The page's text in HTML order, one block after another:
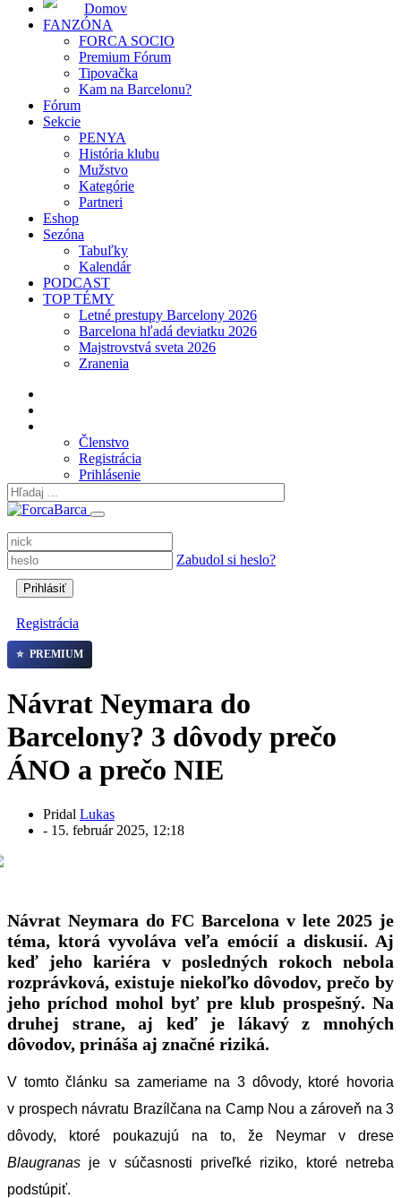
Domov
FANZÓNA
FORCA SOCIO
Premium Fórum
Tipovačka
Kam na Barcelonu?
Fórum
Sekcie
PENYA
História klubu
Mužstvo
Kategórie
Partneri
Eshop
Sezóna
Tabuľky
Kalendár
PODCAST
TOP TÉMY
Letné prestupy Barcelony 2026
Barcelona hľadá deviatku 2026
Majstrovstvá sveta 2026
Zranenia
Členstvo
Registrácia
Prihlásenie
Zabudol si heslo?
Registrácia
⭐ PREMIUM
Návrat Neymara do
Barcelony? 3 dôvody prečo
ÁNO a prečo NIE
Pridal Lukas
- 15. február 2025, 12:18
Návrat Neymara do FC Barcelona v lete 2025 je
téma, ktorá vyvoláva veľa emócií a diskusií. Aj
keď jeho kariéra v posledných rokoch nebola
rozprávková, existuje niekoľko dôvodov, prečo by
jeho príchod mohol byť pre klub prospešný. Na
druhej strane, aj keď je lákavý z mnohých
dôvodov, prináša aj značné riziká.
V tomto článku sa zameriame na 3 dôvody, ktoré hovoria
v prospech návratu Brazílčana na Camp Nou a zároveň na 3
dôvody, ktoré poukazujú na to, že Neymar v drese
Blaugranas je v súčasnosti priveľké riziko, ktoré netreba
podstúpiť.